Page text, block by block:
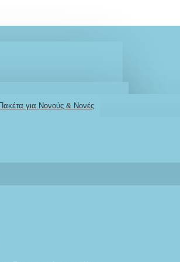
για Νονούς & Νονές